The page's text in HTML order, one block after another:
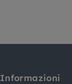
Informazioni